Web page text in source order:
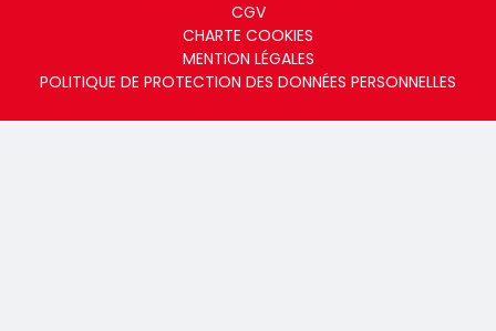
CGV
CHARTE COOKIES
MENTION LÉGALES
POLITIQUE DE PROTECTION DES DONNÉES PERSONNELLES